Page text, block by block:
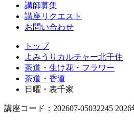
講師募集
講座リクエスト
お問い合わせ
トップ
よみうりカルチャー北千住
茶道・生け花・フラワー
茶道・香道
日曜・表千家
講座コード：202607-05032245